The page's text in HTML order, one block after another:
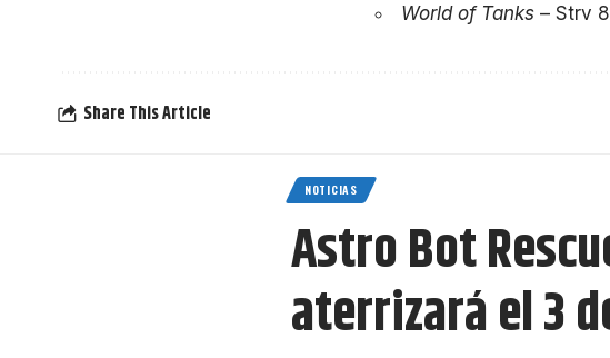
World of Tanks – Strv
Share This Article
NOTICIAS
Astro Bot
aterrizará el 3